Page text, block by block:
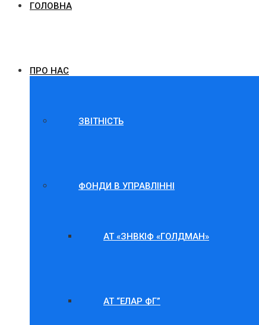
ГОЛОВНА
ПРО НАС
ЗВІТНІСТЬ
ФОНДИ В УПРАВЛІННІ
АТ «ЗНВКІФ «ГОЛДМАН»
АТ “ЕЛАР ФГ”